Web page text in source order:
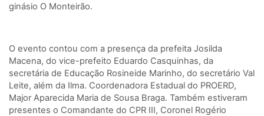
ginásio O Monteirão.
O evento contou com a presença da prefeita Josilda
Macena, do vice-prefeito Eduardo Casquinhas, da
secretária de Educação Rosineide Marinho, do secretário Val
Leite, além da Ilma. Coordenadora Estadual do PROERD,
Major Aparecida Maria de Sousa Braga. Também estiveram
presentes o Comandante do CPR III, Coronel Rogério